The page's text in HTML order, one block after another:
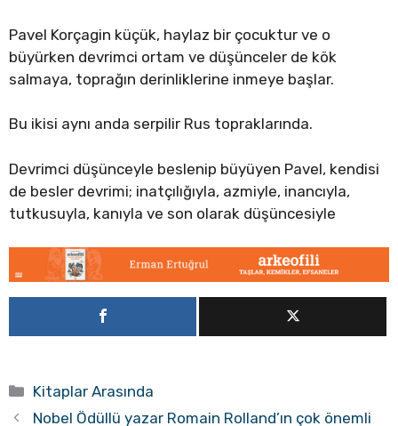
Pavel Korçagin küçük, haylaz bir çocuktur ve o
büyürken devrimci ortam ve düşünceler de kök
salmaya, toprağın derinliklerine inmeye başlar.
Bu ikisi aynı anda serpilir Rus topraklarında.
Devrimci düşünceyle beslenip büyüyen Pavel, kendisi
de besler devrimi; inatçılığıyla, azmiyle, inancıyla,
tutkusuyla, kanıyla ve son olarak düşüncesiyle
Kategoriler
Kitaplar Arasında
Nobel Ödüllü yazar Romain Rolland’ın çok önemli